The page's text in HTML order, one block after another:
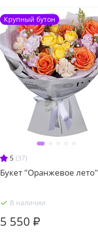
5 (37)
Букет "Оранжевое лето"
В наличии
5 550 ₽
Крупный бутон